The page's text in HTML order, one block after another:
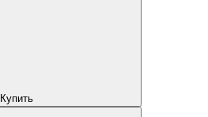
Купить